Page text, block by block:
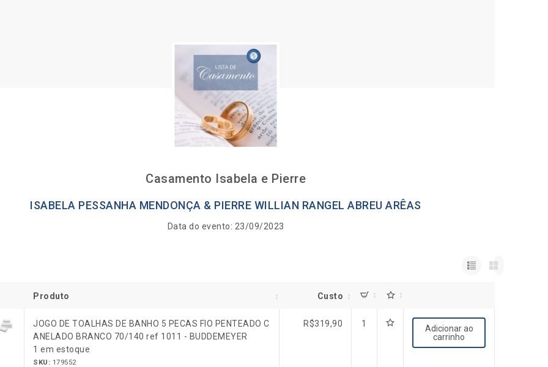
Casamento Isabela e Pierre
ISABELA PESSANHA MENDONÇA & PIERRE WILLIAN RANGEL ABREU ARÊAS
Data do evento: 23/09/2023
Produto Custo
JOGO DE TOALHAS DE BANHO 5 PECAS FIO PENTEADO C
ANELADO BRANCO 70/140 ref 1011 - BUDDEMEYER
1 em estoque
SKU: 179552
R$319,90 1
Adicionar ao
carrinho